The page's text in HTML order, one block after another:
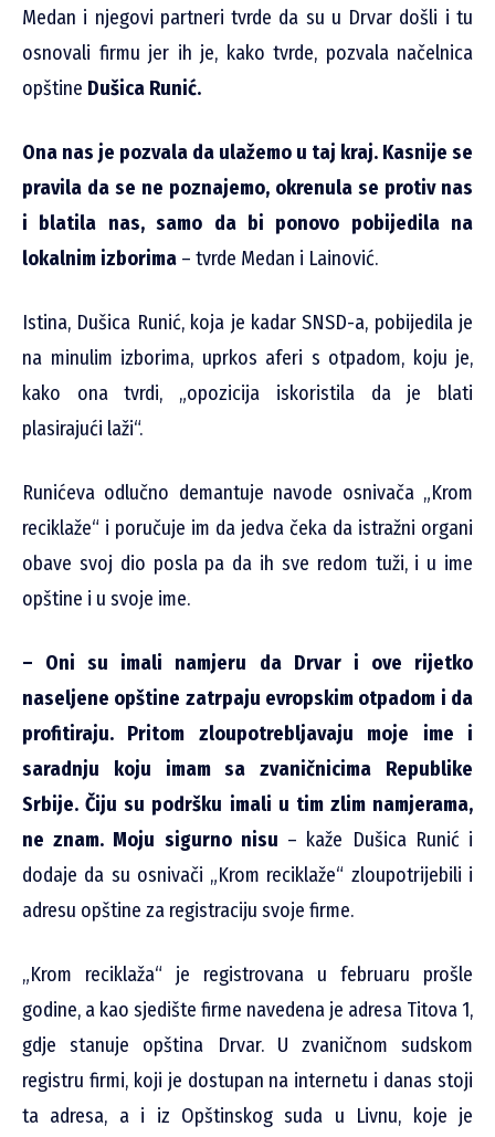
Medan i njegovi partneri tvrde da su u Drvar došli i tu
osnovali firmu jer ih je, kako tvrde, pozvala načelnica
opštine Dušica Runić.
Ona nas je pozvala da ulažemo u taj kraj. Kasnije se
pravila da se ne poznajemo, okrenula se protiv nas
i blatila nas, samo da bi ponovo pobijedila na
lokalnim izborima – tvrde Medan i Lainović.
Istina, Dušica Runić, koja je kadar SNSD-a, pobijedila je
na minulim izborima, uprkos aferi s otpadom, koju je,
kako ona tvrdi, „opozicija iskoristila da je blati
plasirajući laži“.
Runićeva odlučno demantuje navode osnivača „Krom
reciklaže“ i poručuje im da jedva čeka da istražni organi
obave svoj dio posla pa da ih sve redom tuži, i u ime
opštine i u svoje ime.
– Oni su imali namjeru da Drvar i ove rijetko
naseljene opštine zatrpaju evropskim otpadom i da
profitiraju. Pritom zloupotrebljavaju moje ime i
saradnju koju imam sa zvaničnicima Republike
Srbije. Čiju su podršku imali u tim zlim namjerama,
ne znam. Moju sigurno nisu – kaže Dušica Runić i
dodaje da su osnivači „Krom reciklaže“ zloupotrijebili i
adresu opštine za registraciju svoje firme.
„Krom reciklaža“ je registrovana u februaru prošle
godine, a kao sjedište firme navedena je adresa Titova 1,
gdje stanuje opština Drvar. U zvaničnom sudskom
registru firmi, koji je dostupan na internetu i danas stoji
ta adresa, a i iz Opštinskog suda u Livnu, koje je